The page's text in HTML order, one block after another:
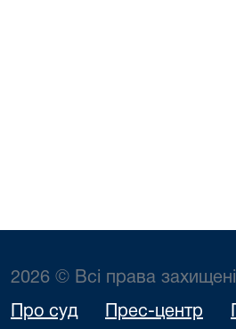
2026 © Всі права захищені
Про суд Прес-центр